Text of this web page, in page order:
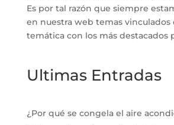
Es por tal razón que siempre
en nuestra web temas vinculados
temática con los más destacados
Ultimas Entradas
¿Por qué se congela el aire